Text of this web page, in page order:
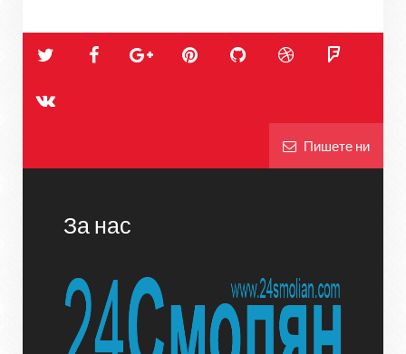
Пишете ни
За нас